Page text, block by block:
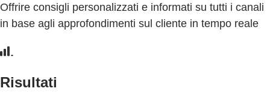
Offrire consigli personalizzati e informati su tutti i canali
in base agli approfondimenti sul cliente in tempo reale
Risultati